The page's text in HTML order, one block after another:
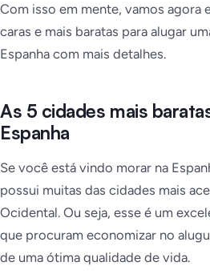
Com isso em mente, vamos agora
caras e mais baratas para alugar
Espanha com mais detalhes.
As 5 cidades mais
Espanha
Se você está vindo morar na
possui muitas das cidades mais
Ocidental. Ou seja, esse é um
que procuram economizar no
de uma ótima qualidade de vida.